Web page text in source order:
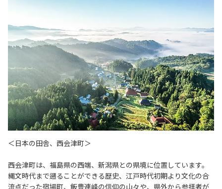
＜日本の田舎、西会津町＞
西会津町は、福島県の西端、新潟県との県境に位置しています。
縄文時代まで遡ることができる歴史、江戸時代初期より文化の合
流点だった宿場町、飯豊連峰の信仰の山々や、県外から参拝者が